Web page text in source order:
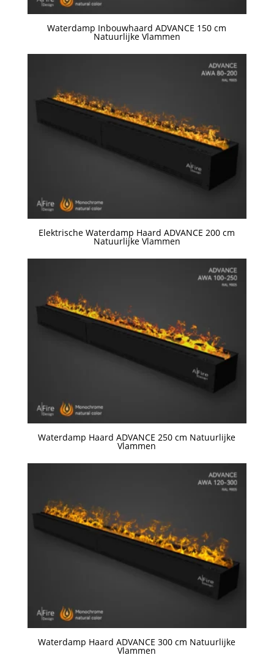
Waterdamp Inbouwhaard ADVANCE 150 cm
Natuurlijke Vlammen
Elektrische Waterdamp Haard ADVANCE 200 cm
Natuurlijke Vlammen
Waterdamp Haard ADVANCE 250 cm Natuurlijke
Vlammen
Waterdamp Haard ADVANCE 300 cm Natuurlijke
Vlammen